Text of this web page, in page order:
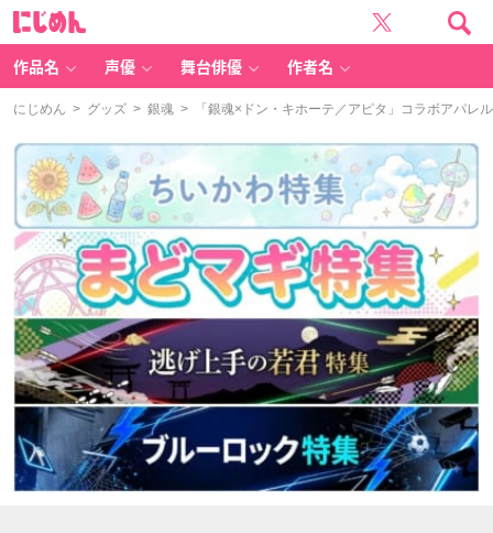
作品名 声優 舞台俳優 作者名
にじめん > グッズ > 銀魂 > 「銀魂×ドン・キホーテ／アピタ」コラボアパレ